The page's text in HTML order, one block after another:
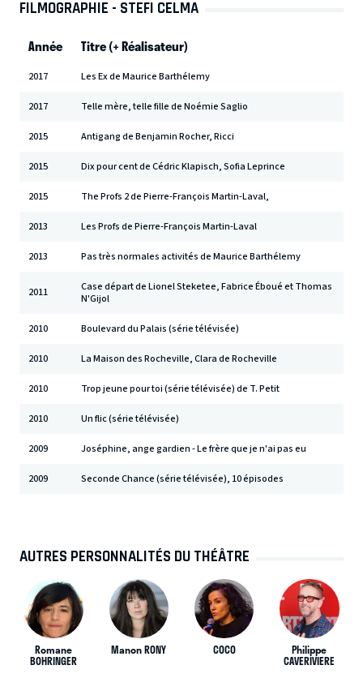
FILMOGRAPHIE - STEFI CELMA
Année Titre (+ Réalisateur)
2017 Les Ex de Maurice Barthélemy
2017 Telle mère, telle fille de Noémie Saglio
2015 Antigang de Benjamin Rocher, Ricci
2015 Dix pour cent de Cédric Klapisch, Sofia Leprince
2015 The Profs 2 de Pierre-François Martin-Laval,
2013 Les Profs de Pierre-François Martin-Laval
2013 Pas très normales activités de Maurice Barthélemy
2011
Case départ de Lionel Steketee, Fabrice Éboué et Thomas
N'Gijol
2010 Boulevard du Palais (série télévisée)
2010 La Maison des Rocheville, Clara de Rocheville
2010 Trop jeune pour toi (série télévisée) de T. Petit
2010 Un flic (série télévisée)
2009 Joséphine, ange gardien - Le frère que je n'ai pas eu
2009 Seconde Chance (série télévisée), 10 épisodes
AUTRES PERSONNALITÉS DU THÉÂTRE
Romane
BOHRINGER
Manon RONY COCO Philippe
CAVERIVIERE